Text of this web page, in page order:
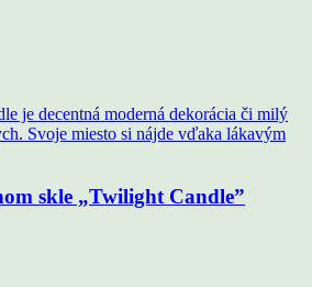
skle „Twilight Candle”